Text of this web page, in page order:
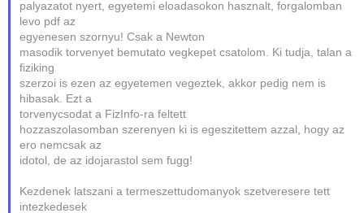
palyazatot nyert, egyetemi eloadasokon hasznalt, forgalomban
levo pdf az
egyenesen szornyu! Csak a Newton
masodik torvenyet bemutato vegkepet csatolom. Ki tudja, talan a
fiziking
szerzoi is ezen az egyetemen vegeztek, akkor pedig nem is
hibasak. Ezt a
torvenycsodat a FizInfo-ra feltett
hozzaszolasomban szerenyen ki is egeszitettem azzal, hogy az
ero nemcsak az
idotol, de az idojarastol sem fugg!
Kezdenek latszani a termeszettudomanyok szetveresere tett
intezkedesek